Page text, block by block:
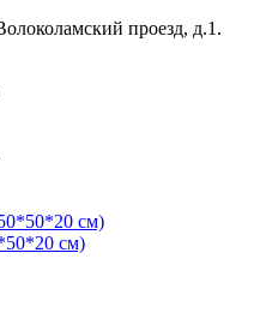
проезд, д.1.
см)